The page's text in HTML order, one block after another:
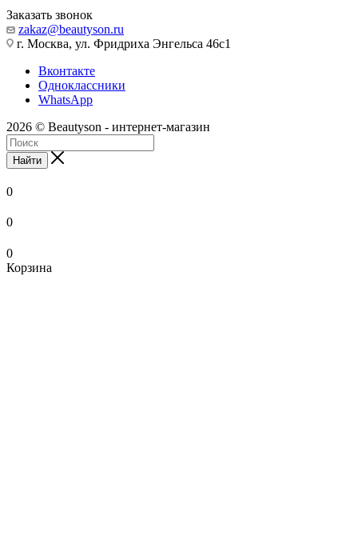
Заказать звонок
zakaz@beautyson.ru
г. Москва, ул. Фридриха Энгельса 46с1
Вконтакте
Одноклассники
WhatsApp
2026 © Beautyson - интернет-магазин
Найти
0
0
0
Корзина